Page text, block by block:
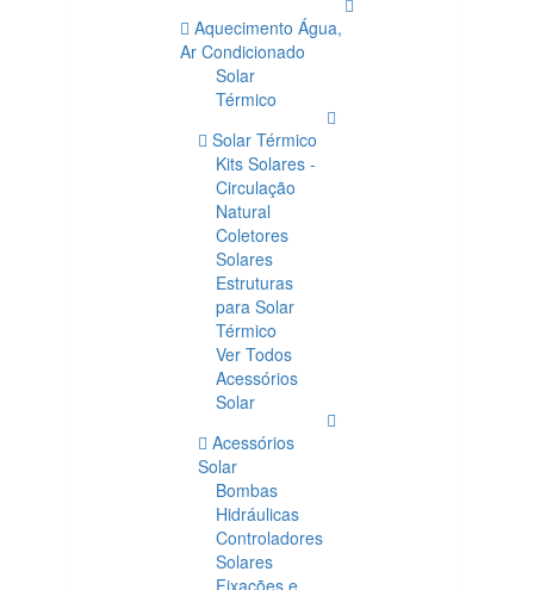
Aquecimento Água,
Ar Condicionado
Solar
Térmico
Solar Térmico
Kits Solares -
Circulação
Natural
Coletores
Solares
Estruturas
para Solar
Térmico
Ver Todos
Acessórios
Solar
Acessórios
Solar
Bombas
Hidráulicas
Controladores
Solares
Fixações e